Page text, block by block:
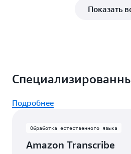
Показать
Подробнее
Обработка естественного языка
Amazon Transcribe